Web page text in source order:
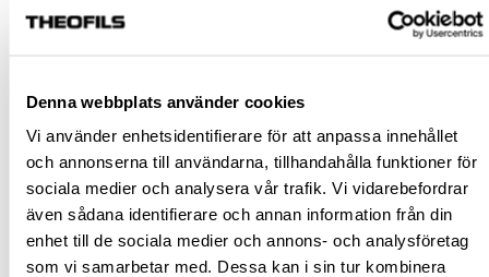
Denna webbplats använder cookies
Vi använder enhetsidentifierare för att anpassa innehållet
och annonserna till användarna, tillhandahålla funktioner för
sociala medier och analysera vår trafik. Vi vidarebefordrar
även sådana identifierare och annan information från din
enhet till de sociala medier och annons- och analysföretag
som vi samarbetar med. Dessa kan i sin tur kombinera
hp-109612
Finns fler varianter
Köp
inkl. moms
Finns fler varianter
Köp